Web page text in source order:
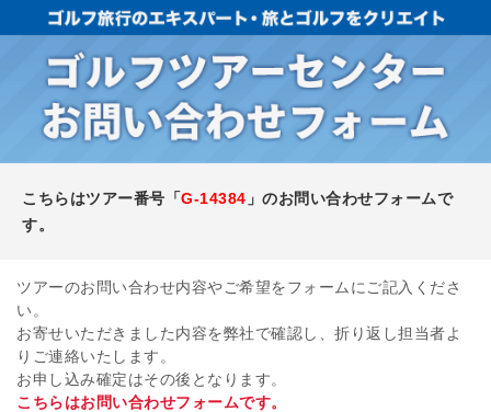
こちらはツアー番号「G-14384 」のお問い合わせフォームで
す。
ツアーのお問い合わせ内容やご希望をフォームにご記入くださ
い。
お寄せいただきました内容を弊社で確認し、折り返し担当者よ
りご連絡いたします。
お申し込み確定はその後となります。
こちらはお問い合わせフォームです。